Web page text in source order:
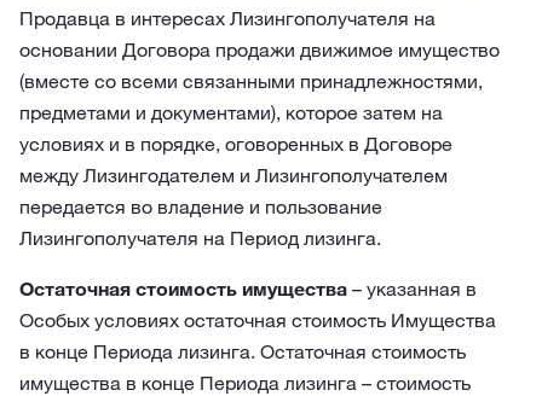
Продавца в интересах Лизингополучателя на
основании Договора продажи движимое имущество
(вместе со всеми связанными принадлежностями,
предметами и документами), которое затем на
условиях и в порядке, оговоренных в Договоре
между Лизингодателем и Лизингополучателем
передается во владение и пользование
Лизингополучателя на Период лизинга.
Остаточная стоимость имущества – указанная в
Особых условиях остаточная стоимость Имущества
в конце Периода лизинга. Остаточная стоимость
имущества в конце Периода лизинга – стоимость